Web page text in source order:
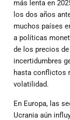
más lenta en
los dos años
muchos países
a políticas
de los precios
incertidumbres
hasta conflictos
volatilidad.
En Europa, las
Ucrania aún